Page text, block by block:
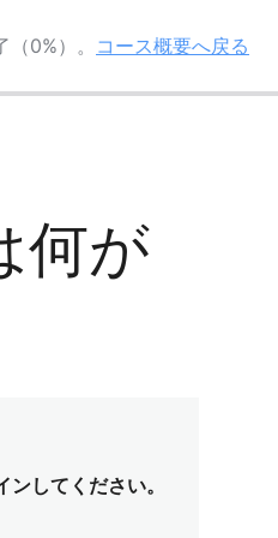
0%）。 コース概要へ戻る
何が
してください。